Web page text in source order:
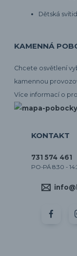
Dětská
KAMENNÁ
Chcete osvětlení
kamennou
Více informací o
KONTAKT
731 574 461
PO-PÁ 8:30 -